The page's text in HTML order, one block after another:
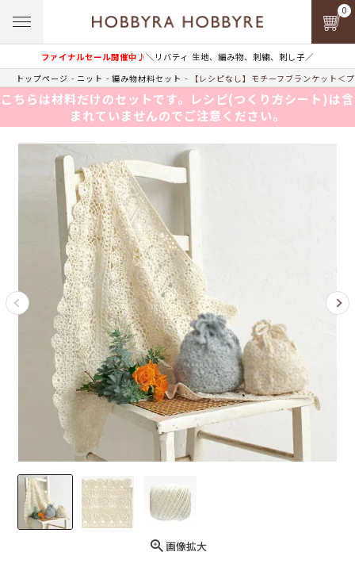
ファイナルセール開催中♪＼リバティ 生地、編み物、刺繍、刺し子／
0
トップページ ニット 編み物材料セット 【レシピなし】モチーフブランケット＜
こちらは材料だけのセットです。レシピ(つくり方シート)は含
まれていませんのでご注意ください。
画像拡大